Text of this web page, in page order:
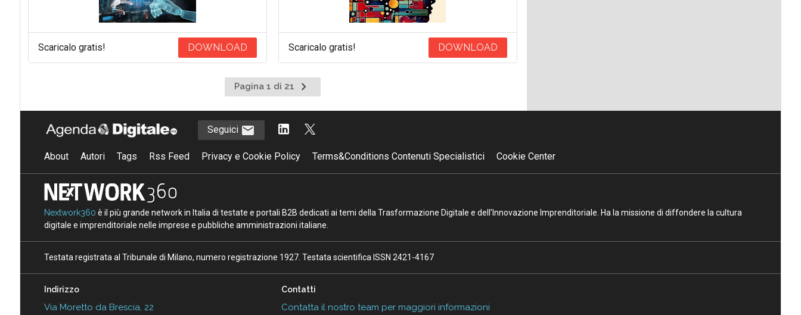
Scaricalo gratis! DOWNLOAD Scaricalo gratis! DOWNLOAD
Pagina 1 di 21
Pagina
successiva
Seguici
About Autori Tags Rss Feed Privacy e Cookie Policy Terms&Conditions Contenuti Specialistici Cookie Center
Nextwork360 è il più grande network in Italia di testate e portali B2B dedicati ai temi della Trasformazione Digitale e dell’Innovazione Imprenditoriale. Ha la missione di diffondere la cultura
digitale e imprenditoriale nelle imprese e pubbliche amministrazioni italiane.
Testata registrata al Tribunale di Milano, numero registrazione 1927. Testata scientifica ISSN 2421-4167
Indirizzo
Via Moretto da Brescia, 22
Contatti
Contatta il nostro team per maggiori informazioni